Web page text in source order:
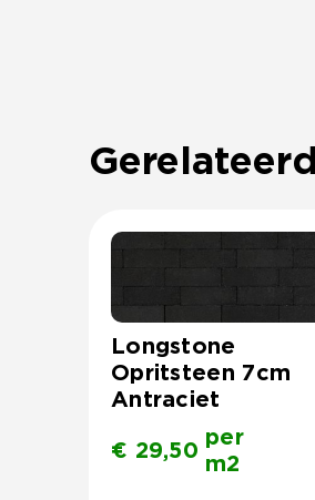
Longstone
Opritsteen 7cm
Antraciet
€ 29,50
per
m2